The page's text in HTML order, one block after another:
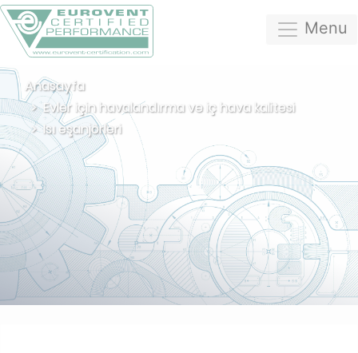
Menu
Anasayfa
Evler için havalandırma ve iç hava kalitesi
Isı eşanjörleri